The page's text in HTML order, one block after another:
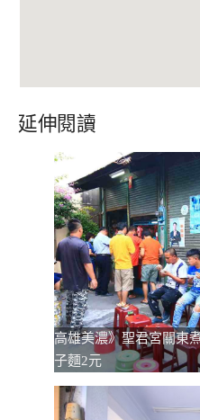
延伸閱讀
高雄美濃》聖君宮關東
子麵2元